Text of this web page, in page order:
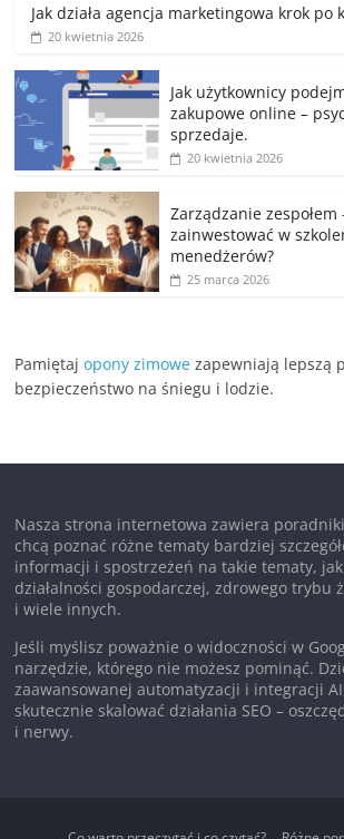
Jak działa agencja marketingowa krok po
20 kwietnia 2026
Jak użytkownicy
zakupowe online –
sprzedaje.
20 kwietnia 2026
Zarządzanie
zainwestować w
menedżerów?
25 marca 2026
Pamiętajopony zimowe zapewniają lepszą
bezpieczeństwo na śniegu i lodzie.
Nasza strona internetowa zawiera
chcą poznać różne tematy bardziej
informacji i spostrzeżeń na takie tematy,
działalności gospodarczej, zdrowego trybu
i wiele innych.
Jeśli myślisz poważnie o widoczności w
narzędzie, którego nie możesz pominąć.
zaawansowanej automatyzacji i integracji
skutecznie skalować działania SEO –
i nerwy.